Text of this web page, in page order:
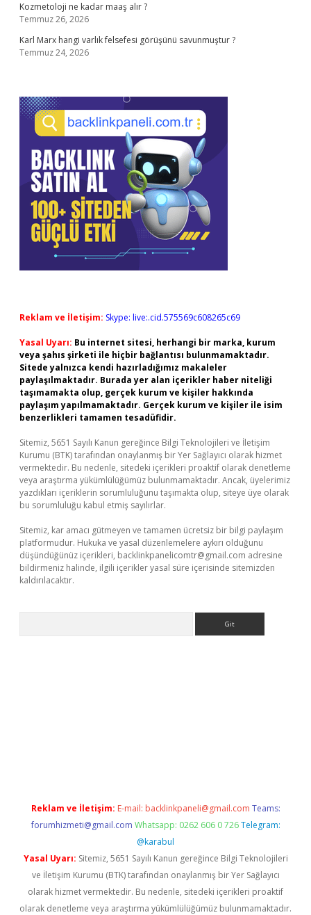
Kozmetoloji ne kadar maaş alır ?
Temmuz 26, 2026
Karl Marx hangi varlık felsefesi görüşünü savunmuştur ?
Temmuz 24, 2026
Reklam ve İletişim: Skype: live:.cid.575569c608265c69
Yasal Uyarı: Bu internet sitesi, herhangi bir marka, kurum
veya şahıs şirketi ile hiçbir bağlantısı bulunmamaktadır.
Sitede yalnızca kendi hazırladığımız makaleler
paylaşılmaktadır. Burada yer alan içerikler haber niteliği
taşımamakta olup, gerçek kurum ve kişiler hakkında
paylaşım yapılmamaktadır. Gerçek kurum ve kişiler ile isim
benzerlikleri tamamen tesadüfidir.
Sitemiz, 5651 Sayılı Kanun gereğince Bilgi Teknolojileri ve İletişim
Kurumu (BTK) tarafından onaylanmış bir Yer Sağlayıcı olarak hizmet
vermektedir. Bu nedenle, sitedeki içerikleri proaktif olarak denetleme
veya araştırma yükümlülüğümüz bulunmamaktadır. Ancak, üyelerimiz
yazdıkları içeriklerin sorumluluğunu taşımakta olup, siteye üye olarak
bu sorumluluğu kabul etmiş sayılırlar.
Sitemiz, kar amacı gütmeyen ve tamamen ücretsiz bir bilgi paylaşım
platformudur. Hukuka ve yasal düzenlemelere aykırı olduğunu
düşündüğünüz içerikleri, backlinkpanelicomtr@gmail.com adresine
bildirmeniz halinde, ilgili içerikler yasal süre içerisinde sitemizden
kaldırılacaktır.
Reklam ve İletişim: E-mail: backlinkpaneli@gmail.com Teams:
forumhizmeti@gmail.com Whatsapp: 0262 606 0 726 Telegram:
@karabul
Yasal Uyarı: Sitemiz, 5651 Sayılı Kanun gereğince Bilgi Teknolojileri
ve İletişim Kurumu (BTK) tarafından onaylanmış bir Yer Sağlayıcı
olarak hizmet vermektedir. Bu nedenle, sitedeki içerikleri proaktif
olarak denetleme veya araştırma yükümlülüğümüz bulunmamaktadır.